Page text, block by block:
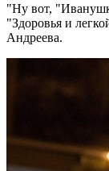
"Ну вот,
"Здоровья и
Андреева.